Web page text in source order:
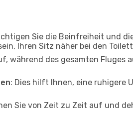
Sie die Beinfreiheit und
Ihren Sitz näher bei den
während des gesamten Fluges
: Dies hilft Ihnen, eine ruhigere
Sie von Zeit zu Zeit auf und